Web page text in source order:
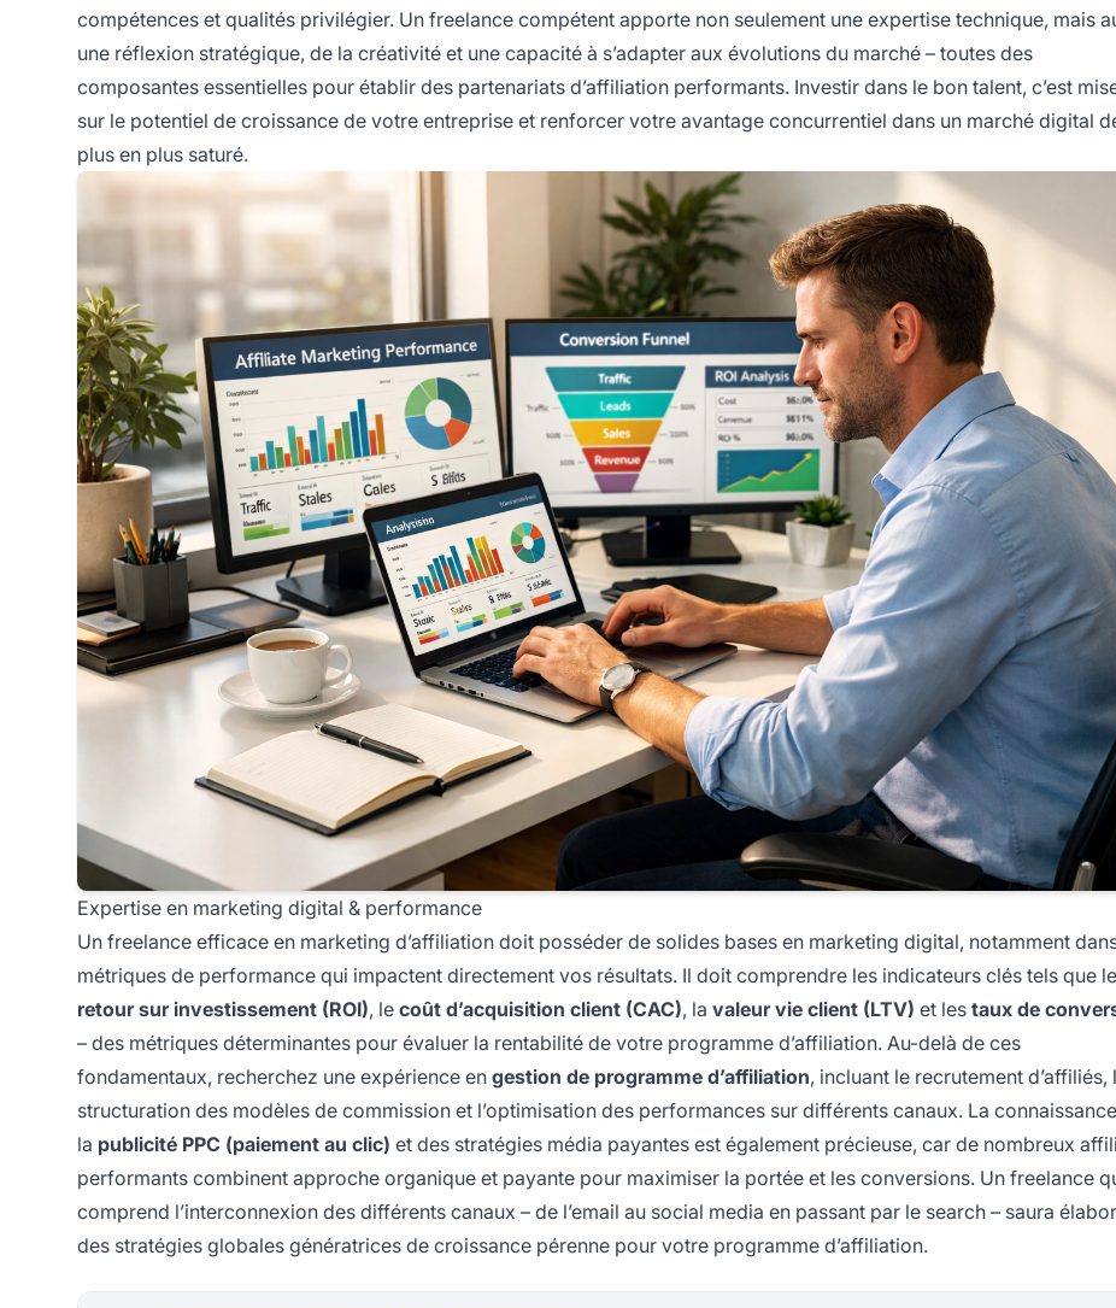
compétences et qualités privilégier. Un freelance compétent apporte non seulement une expertise technique, mais
une réflexion stratégique, de la créativité et une capacité à s’adapter aux évolutions du marché – toutes des
composantes essentielles pour établir des partenariats d’affiliation performants. Investir dans le bon talent, c’est
sur le potentiel de croissance de votre entreprise et renforcer votre avantage concurrentiel dans un marché digital
plus en plus saturé.
Expertise en marketing digital & performance
Un freelance efficace en marketing d’affiliation doit posséder de solides bases en marketing digital, notamment
métriques de performance qui impactent directement vos résultats. Il doit comprendre les indicateurs clés tels que le
retour sur investissement (ROI), le coût d’acquisition client (CAC), la valeur vie client (LTV) et les taux de
– des métriques déterminantes pour évaluer la rentabilité de votre programme d’affiliation. Au-delà de ces
fondamentaux, recherchez une expérience en gestion de programme d’affiliation, incluant le recrutement d’affiliés,
structuration des modèles de commission et l’optimisation des performances sur différents canaux. La
la publicité PPC (paiement au clic) et des stratégies média payantes est également précieuse, car de nombreux
performants combinent approche organique et payante pour maximiser la portée et les conversions. Un freelance
comprend l’interconnexion des différents canaux – de l’email au social media en passant par le search – saura
des stratégies globales génératrices de croissance pérenne pour votre programme d’affiliation.